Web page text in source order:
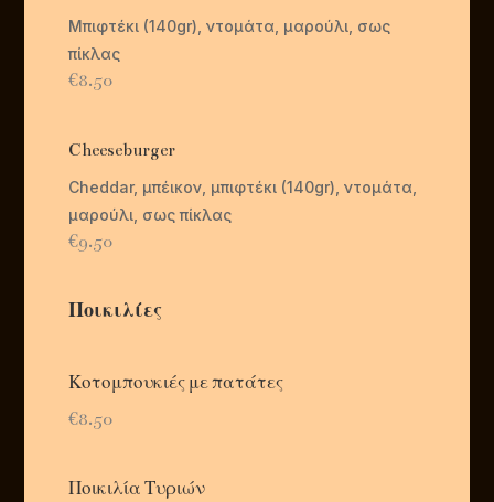
Mπιφτέκι (140gr), ντομάτα, μαρούλι, σως
πίκλας
€8.50
Cheeseburger
Cheddar, μπέικον, μπιφτέκι (140gr), ντομάτα,
μαρούλι, σως πίκλας
€9.50
Ποικιλίες
Κοτομπουκιές με πατάτες
€8.50
Ποικιλία Τυριών